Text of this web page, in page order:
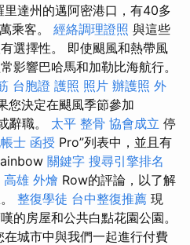
達州的邁阿密港口，有40多
乘客。 經絡調理證照 與這些
選擇性。 即使颶風和熱帶風
影響巴哈馬和加勒比海航行。
台胞證 護照 照片 辦護照 外
您決定在颶風季節參加
辭職。 太平 整骨 協會成立 停
士 函授 Pro”列表中，並且有
關鍵字 搜尋引擎排名
高雄 外燴 Row的評論，以了解
整復學徒 台中整復推薦 現
的房屋和公共白點花園公園。
城市中與我們一起進行付費